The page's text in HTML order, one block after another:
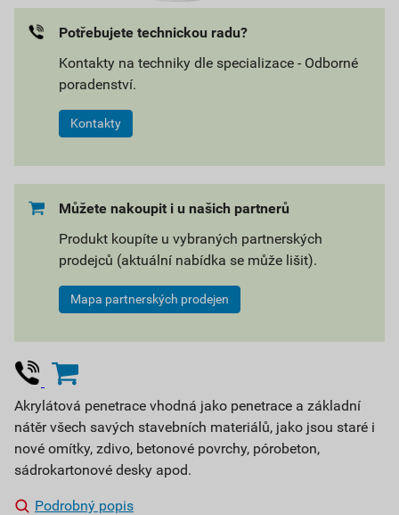
Potřebujete technickou radu?
Kontakty na techniky dle specializace - Odborné
poradenství.
Kontakty
Můžete nakoupit i u našich partnerů
Produkt koupíte u vybraných partnerských
prodejců (aktuální nabídka se může lišit).
Mapa partnerských prodejen
Akrylátová penetrace vhodná jako penetrace a základní
nátěr všech savých stavebních materiálů, jako jsou staré i
nové omítky, zdivo, betonové povrchy, pórobeton,
sádrokartonové desky apod.
Podrobný popis